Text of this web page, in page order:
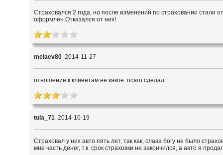
Страховался 2 года, но после изменений по страховании стали
оформлен.Отказался от них!
melaev80 2014-11-27
отношение к клиентам не какое. осаго сделал .
tula_71 2014-10-19
Страховал у них авто пять лет, так как, слава богу не было
мне часть денег, т.к. срок страховки не закончился, а авто я